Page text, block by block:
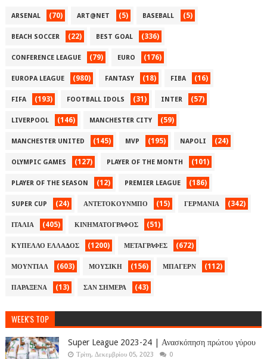
ARSENAL (70) ART@NET (5) BASEBALL (5)
BEACH SOCCER (22) BEST GOAL (336)
CONFERENCE LEAGUE (79) EURO (176)
EUROPA LEAGUE (980) FANTASY (18) FIBA (16)
FIFA (193) FOOTBALL IDOLS (31) INTER (57)
LIVERPOOL (146) MANCHESTER CITY (59)
MANCHESTER UNITED (145) MVP (195) NAPOLI (24)
OLYMPIC GAMES (127) PLAYER OF THE MONTH (101)
PLAYER OF THE SEASON (12) PREMIER LEAGUE (186)
SUPER CUP (24) ΑΝΤΕΤΟΚΟΥΝΜΠΟ (15) ΓΕΡΜΑΝΙΑ (342)
ΙΤΑΛΙΑ (405) ΚΙΝΗΜΑΤΟΓΡΑΦΟΣ (51)
ΚΥΠΕΛΛΟ ΕΛΛΑΔΟΣ (1200) ΜΕΤΑΓΡΑΦΕΣ (672)
ΜΟΥΝΤΙΑΛ (603) ΜΟΥΣΙΚΗ (156) ΜΠΑΓΕΡΝ (112)
ΠΑΡΑΞΕΝΑ (13) ΣΑΝ ΣΗΜΕΡΑ (43)
WEEK'S TOP
Super League 2023-24 | Ανασκόπηση πρώτου γύρου
Τρίτη, Δεκεμβρίου 05, 2023 0